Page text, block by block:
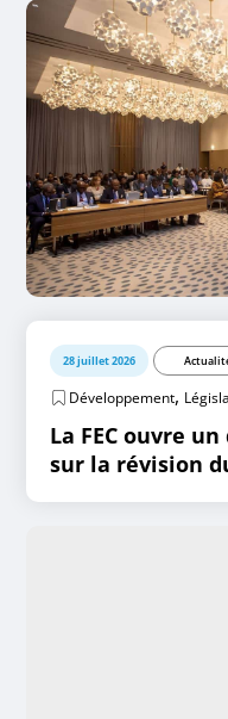
28 juillet 2026
Développement,
La FEC ouvre
sur la révision